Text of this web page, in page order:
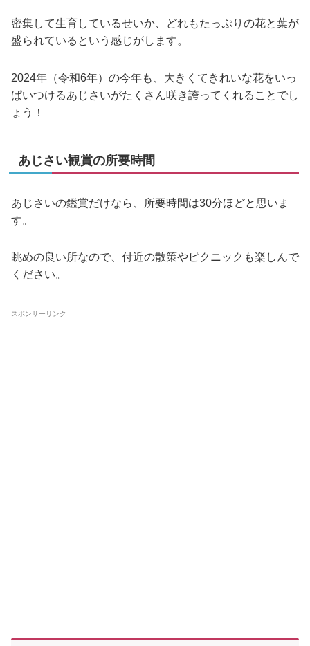
密集して生育しているせいか、どれもたっぷりの花と葉が
盛られているという感じがします。
2024年（令和6年）の今年も、大きくてきれいな花をいっ
ぱいつけるあじさいがたくさん咲き誇ってくれることでし
ょう！
あじさい観賞の所要時間
あじさいの鑑賞だけなら、所要時間は30分ほどと思いま
す。
眺めの良い所なので、付近の散策やピクニックも楽しんで
ください。
スポンサーリンク